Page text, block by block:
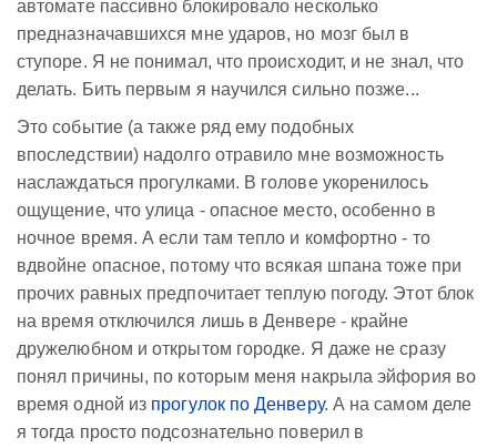
автомате пассивно блокировало несколько
предназначавшихся мне ударов, но мозг был в
ступоре. Я не понимал, что происходит, и не знал, что
делать. Бить первым я научился сильно позже...
Это событие (а также ряд ему подобных
впоследствии) надолго отравило мне возможность
наслаждаться прогулками. В голове укоренилось
ощущение, что улица - опасное место, особенно в
ночное время. А если там тепло и комфортно - то
вдвойне опасное, потому что всякая шпана тоже при
прочих равных предпочитает теплую погоду. Этот блок
на время отключился лишь в Денвере - крайне
дружелюбном и открытом городке. Я даже не сразу
понял причины, по которым меня накрыла эйфория во
время одной из прогулок по Денверу. А на самом деле
я тогда просто подсознательно поверил в